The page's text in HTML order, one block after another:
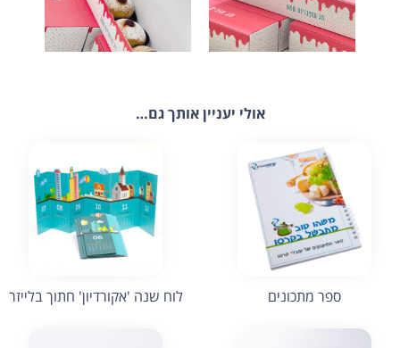
אולי יעניין אותך גם…
ספר מתכונים לוח שנה 'אקורדיון' חתוך בלייזר